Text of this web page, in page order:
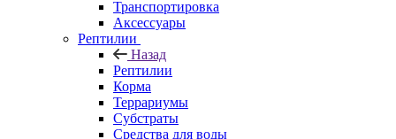
Транспортировка
Аксессуары
Рептилии
Назад
Рептилии
Корма
Террариумы
Субстраты
Средства для воды